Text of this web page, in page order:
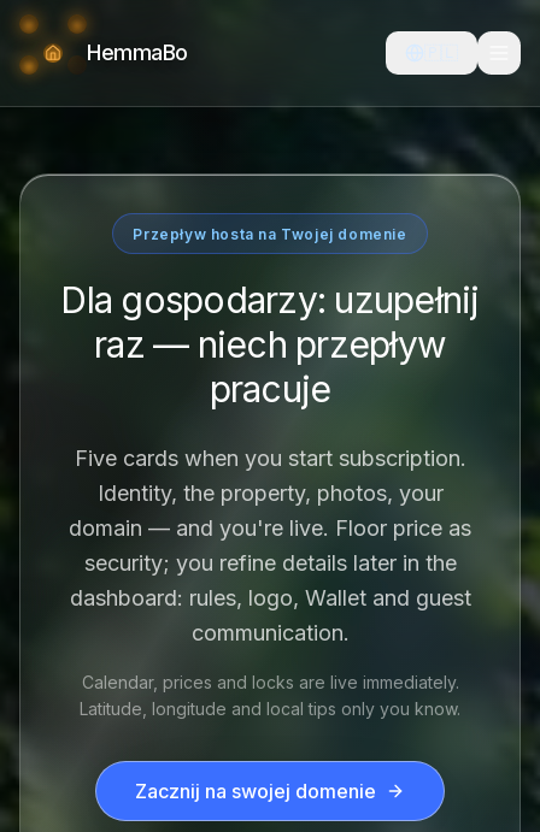
HemmaBo
Przepływ hosta na Twojej domenie
Dla gospodarzy: uzupełnij
raz — niech przepływ
pracuje
Five cards when you start subscription.
Identity, the property, photos, your
domain — and you're live. Floor price as
security; you refine details later in the
dashboard: rules, logo, Wallet and guest
communication.
Calendar, prices and locks are live immediately.
Latitude, longitude and local tips only you know.
Zacznij na swojej domenie